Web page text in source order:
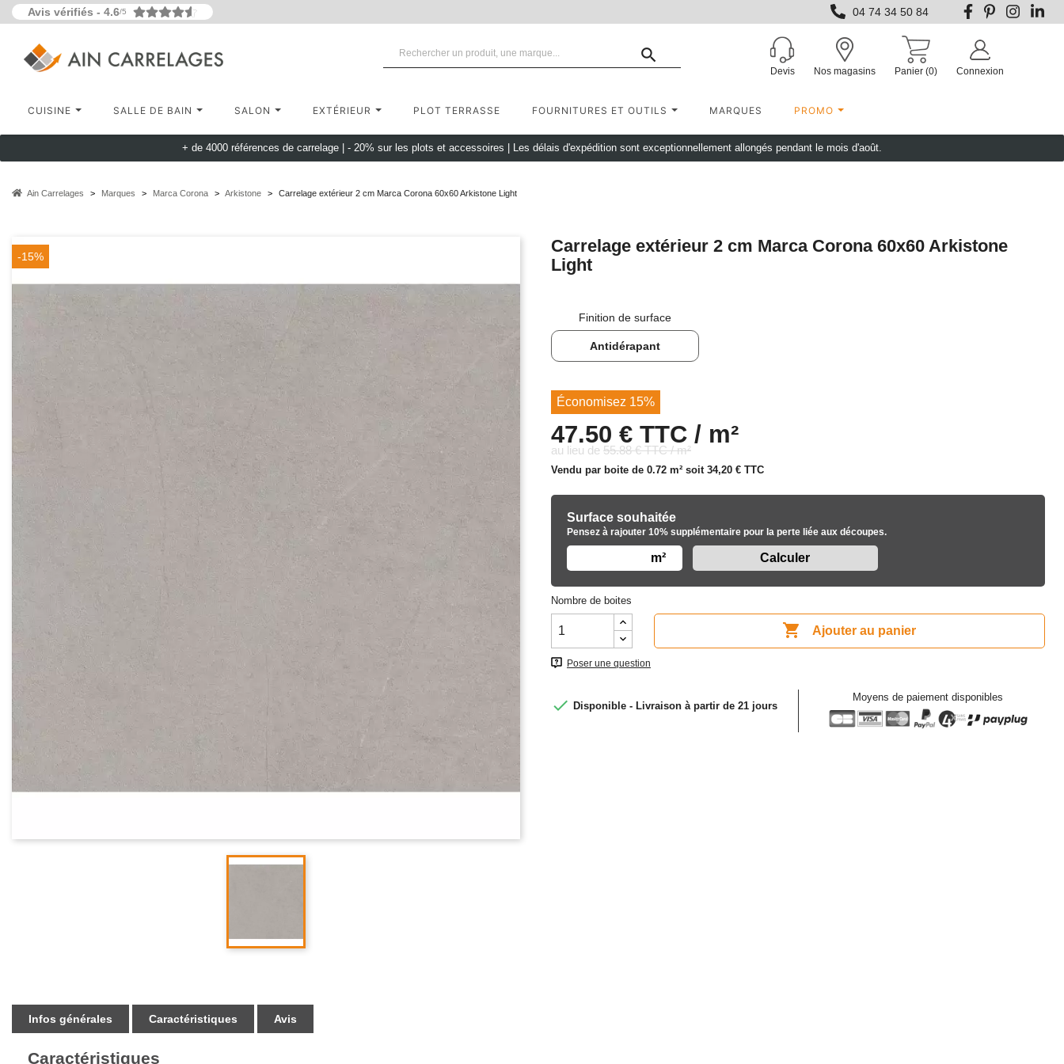
Avis vérifiés - 4.6/5 04 74 34 50 84

Devis Nos magasins Panier (0) Connexion
CUISINE SALLE DE BAIN SALON EXTÉRIEUR PLOT TERRASSE FOURNITURES ET OUTILS MARQUES PROMO
+ de 4000 références de carrelage | - 20% sur les plots et accessoires | Les délais d'expédition sont exceptionnellement allongés pendant le mois d'août.
Ain Carrelages Marques Marca Corona Arkistone Carrelage extérieur 2 cm Marca Corona 60x60 Arkistone Light
Carrelage extérieur 2 cm Marca Corona 60x60 Arkistone
Light
-15%
Finition de surface
Antidérapant
Économisez 15%
47.50 € TTC / m²
au lieu de 55.88 € TTC / m²
Vendu par boite de 0.72 m² soit 34,20 € TTC
Surface souhaitée
Pensez à rajouter 10% supplémentaire pour la perte liée aux découpes.
m²
Nombre de boites
 Ajouter au panier
Poser une question
 Disponible - Livraison à partir de 21 jours
Moyens de paiement disponibles
Infos générales Caractéristiques Avis
Caractéristiques